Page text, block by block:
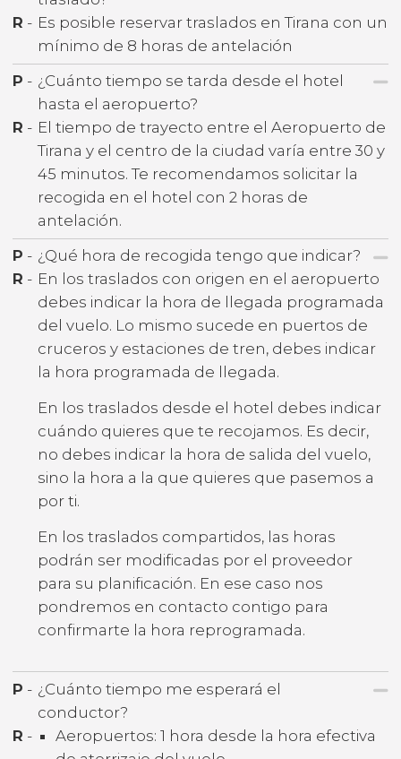
R - Es posible reservar traslados en Tirana con un
mínimo de 8 horas de antelación
P - ¿Cuánto tiempo se tarda desde el hotel
hasta el aeropuerto?
R - El tiempo de trayecto entre el Aeropuerto de
Tirana y el centro de la ciudad varía entre 30 y
45 minutos. Te recomendamos solicitar la
recogida en el hotel con 2 horas de
antelación.
P - ¿Qué hora de recogida tengo que indicar?
R - En los traslados con origen en el aeropuerto
debes indicar la hora de llegada programada
del vuelo. Lo mismo sucede en puertos de
cruceros y estaciones de tren, debes indicar
la hora programada de llegada.
En los traslados desde el hotel debes indicar
cuándo quieres que te recojamos. Es decir,
no debes indicar la hora de salida del vuelo,
sino la hora a la que quieres que pasemos a
por ti.
En los traslados compartidos, las horas
podrán ser modificadas por el proveedor
para su planificación. En ese caso nos
pondremos en contacto contigo para
confirmarte la hora reprogramada.
P - ¿Cuánto tiempo me esperará el
conductor?
R -
Aeropuertos: 1 hora desde la hora efectiva